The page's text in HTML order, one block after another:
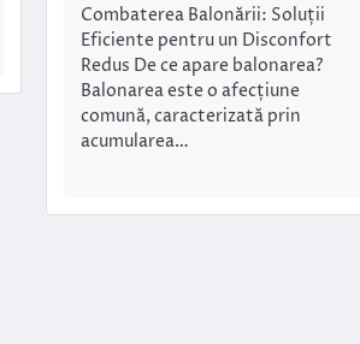
Combaterea Balonării: Soluții
Eficiente pentru un Disconfort
Redus De ce apare balonarea?
Balonarea este o afecțiune
comună, caracterizată prin
acumularea…